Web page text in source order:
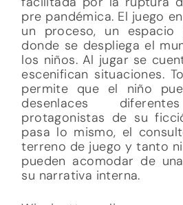
pre pandémica. El juego
un proceso, un
donde se despliega el
los niños. Al jugar se
escenifican situaciones.
permite que el niño
desenlaces
protagonistas de su
pasa lo mismo, el
terreno de juego y tanto
pueden acomodar de
su narrativa interna.